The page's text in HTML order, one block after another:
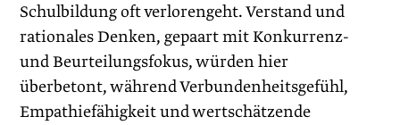
Schulbildung oft verlorengeht. Verstand und
rationales Denken, gepaart mit Konkurrenz-
und Beurteilungsfokus, würden hier
überbetont, während Verbundenheitsgefühl,
Empathiefähigkeit und wertschätzende